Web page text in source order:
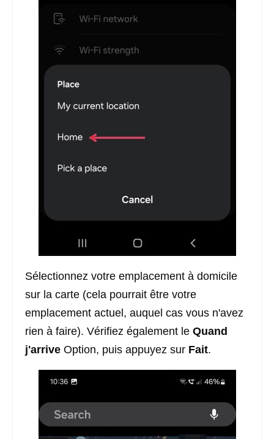
Sélectionnez votre emplacement à domicile
sur la carte (cela pourrait être votre
emplacement actuel, auquel cas vous n'avez
rien à faire). Vérifiez également le Quand
j'arrive Option, puis appuyez sur Fait.